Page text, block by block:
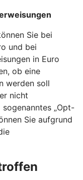
Sie bei
und bei
in Euro
ob eine
werden soll
nicht
„Opt-
Sie aufgrund